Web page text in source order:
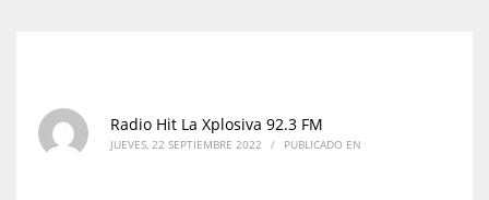
Radio Hit La Xplosiva 92.3 FM
JUEVES, 22 SEPTIEMBRE 2022 / PUBLICADO EN